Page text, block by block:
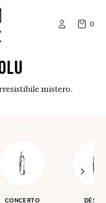
0
mistero.
CONCERTO